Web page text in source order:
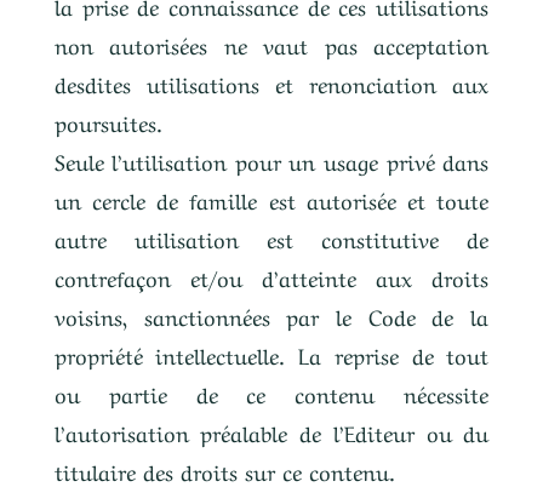
non autorisées ne vaut pas acceptation
desdites utilisations et renonciation aux
poursuites.
Seule l’utilisation pour un usage privé dans
un cercle de famille est autorisée et toute
autre utilisation est constitutive de
contrefaçon et/ou d’atteinte aux droits
voisins, sanctionnées par le Code de la
propriété intellectuelle. La reprise de tout
ou partie de ce contenu nécessite
l’autorisation préalable de l’Editeur ou du
titulaire des droits sur ce contenu.